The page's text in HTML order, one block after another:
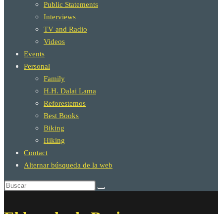
Public Statements
Interviews
TV and Radio
Videos
Events
Personal
Family
H.H. Dalai Lama
Reforestemos
Best Books
Biking
Hiking
Contact
Alternar búsqueda de la web